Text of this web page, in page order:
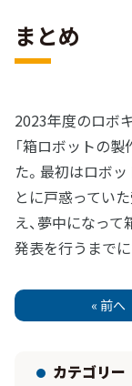
まとめ
2023年度のロボ
「箱ロボットの
た。最初はロボ
とに戸惑ってい
え、夢中になっ
発表を行うまでに
« 前へ
カテゴリー